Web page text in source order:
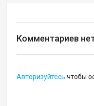
Комментариев
Авторизуйтесь чтобы